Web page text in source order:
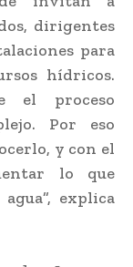
dirigentes
para
hídricos.
el proceso
Por eso
y con el
lo que
explica